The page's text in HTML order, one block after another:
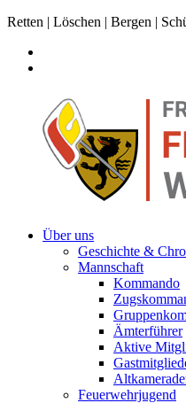
Retten | Löschen | Bergen |
Über uns
Geschichte &
Mannschaft
Kommando
Ämterführer
Aktive
Feuerwehrjugend